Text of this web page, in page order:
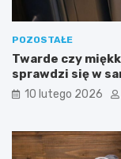
POZOSTAŁE
Twarde czy
sprawdzi się w
10 lutego 2026